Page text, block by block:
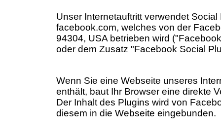
Unser Internetauftritt verwendet
facebook.com, welches von der
94304, USA betrieben wird
oder dem Zusatz "Facebook Social
Wenn Sie eine Webseite unseres
enthält, baut Ihr Browser eine direkte
Der Inhalt des Plugins wird von
diesem in die Webseite eingebunden.